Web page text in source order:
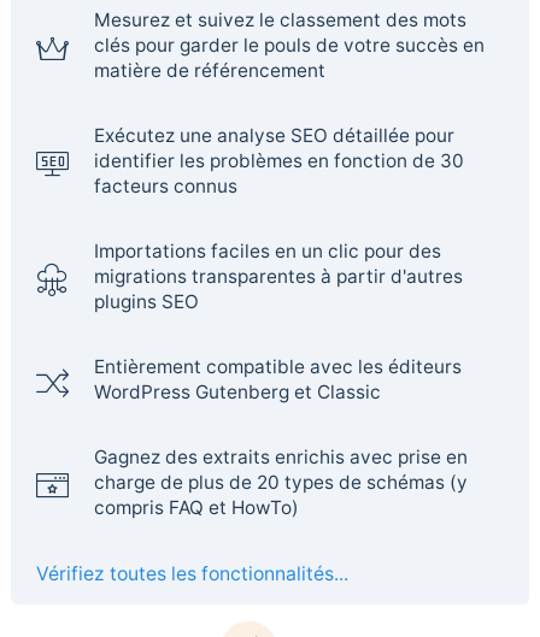
Mesurez et suivez le classement des mots
clés pour garder le pouls de votre succès en
matière de référencement
Exécutez une analyse SEO détaillée pour
identifier les problèmes en fonction de 30
facteurs connus
Importations faciles en un clic pour des
migrations transparentes à partir d'autres
plugins SEO
Entièrement compatible avec les éditeurs
WordPress Gutenberg et Classic
Gagnez des extraits enrichis avec prise en
charge de plus de 20 types de schémas (y
compris FAQ et HowTo)
Vérifiez toutes les fonctionnalités...